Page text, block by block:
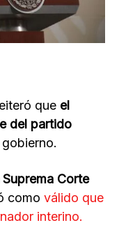
que el
del partido
Suprema Corte
como válido que
interino.